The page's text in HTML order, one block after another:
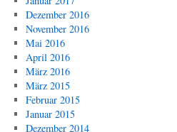
Dezember 2016
November 2016
Mai 2016
April 2016
März 2016
März 2015
Februar 2015
Januar 2015
Dezember 2014